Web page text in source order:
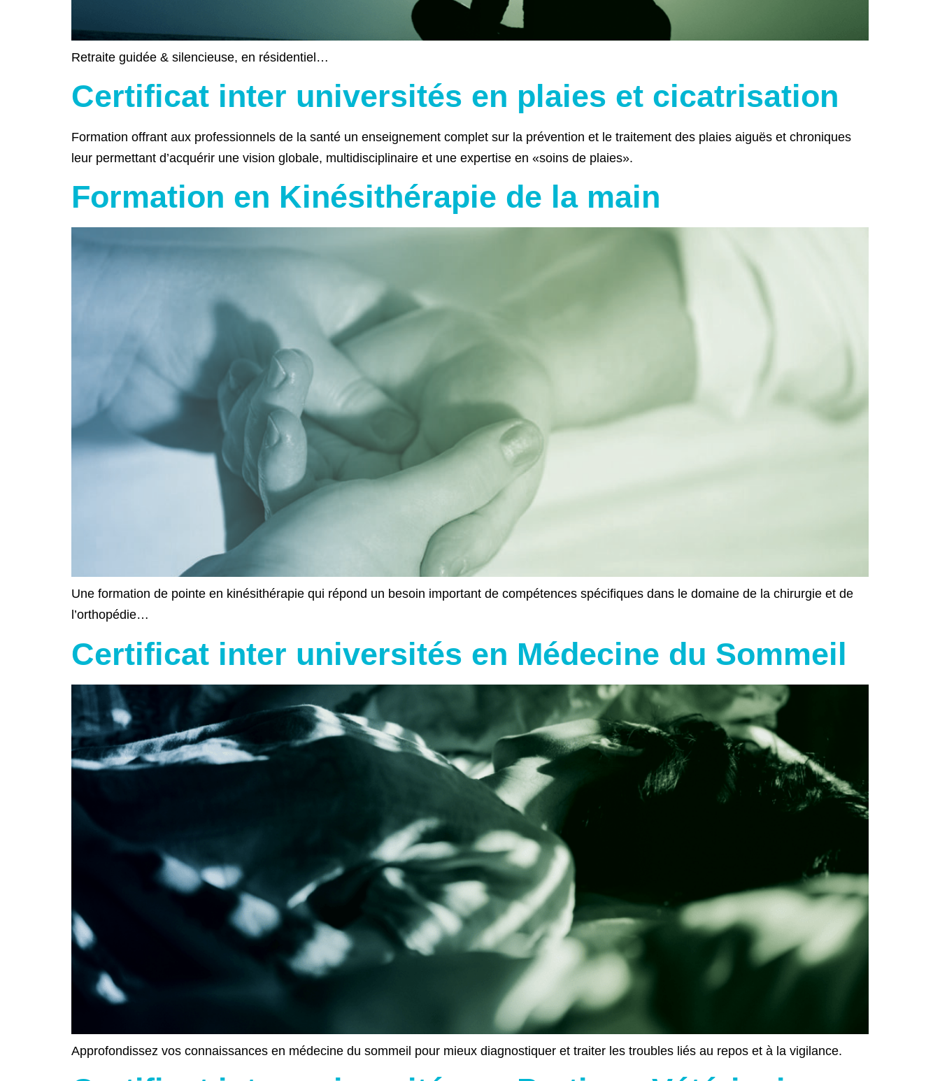
Retraite guidée & silencieuse, en résidentiel…
Certificat inter universités en plaies et cicatrisation
Formation offrant aux professionnels de la santé un enseignement complet sur la prévention et le traitement des plaies aiguës et chroniques
leur permettant d’acquérir une vision globale, multidisciplinaire et une expertise en «soins de plaies».
Formation en Kinésithérapie de la main
Une formation de pointe en kinésithérapie qui répond un besoin important de compétences spécifiques dans le domaine de la chirurgie et de
l’orthopédie…
Certificat inter universités en Médecine du Sommeil
Approfondissez vos connaissances en médecine du sommeil pour mieux diagnostiquer et traiter les troubles liés au repos et à la vigilance.